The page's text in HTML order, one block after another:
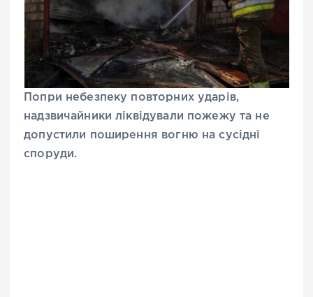
Попри небезпеку повторних ударів,
надзвичайники ліквідували пожежу та не
допустили поширення вогню на сусідні
споруди.